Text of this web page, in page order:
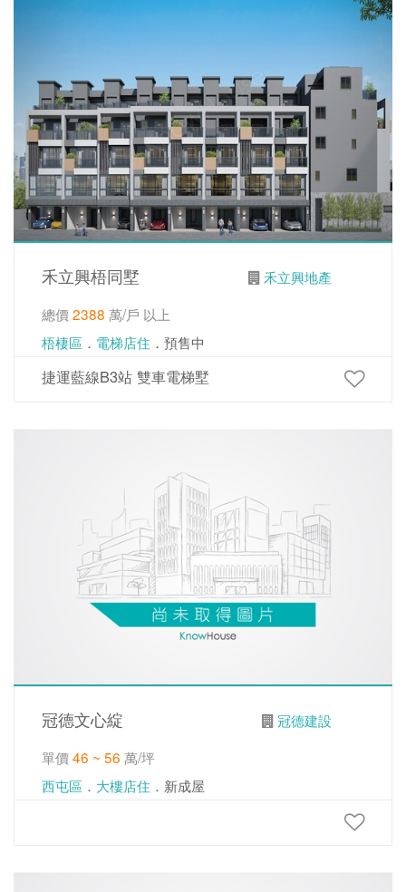
禾立興梧同墅
禾立興地產
總價2388 萬/戶 以上
梧棲區 ． 電梯店住 ．預售中
捷運藍線B3站 雙車電梯墅
冠德文心綻
冠德建設
單價46 ~ 56 萬/坪
西屯區 ． 大樓店住 ．新成屋